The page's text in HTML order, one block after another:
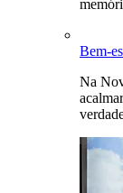
Bem-
Na